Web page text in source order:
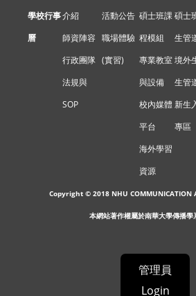
學校行事
曆
介紹
師資陣容
行政團隊
法規與
SOP
活動公告
職場體驗
(實習)
碩士班課
程模組
專業教室
與設備
校內媒體
平台
海外學習
資源
碩士
生管
境外
生管
新生
專區
Copyright © 2018 NHU
本網站著作權屬於南華大學傳播學
管理員
Login